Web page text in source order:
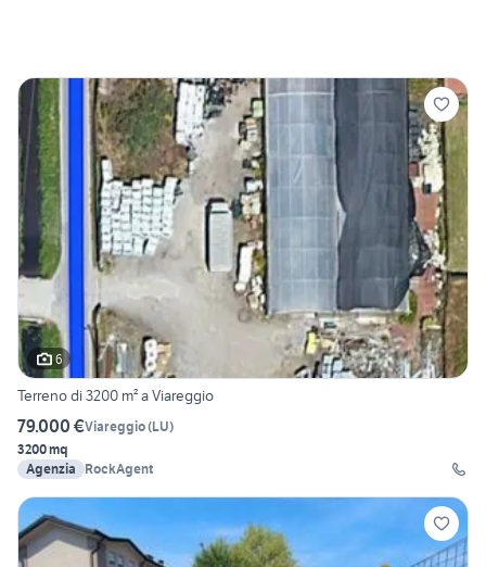
6
Terreno di 3200 m² a Viareggio
79.000 €Viareggio(LU)
3200 mq
Agenzia
RockAgent